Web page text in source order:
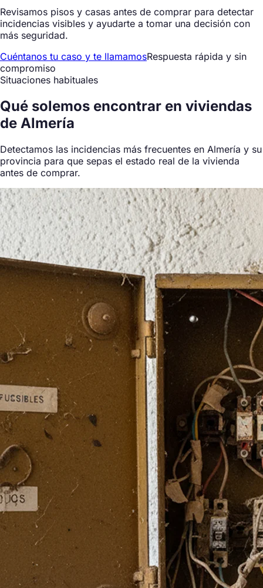
Revisamos pisos y casas antes de comprar para detectar
incidencias visibles y ayudarte a tomar una decisión con
más seguridad.
Cuéntanos tu caso y te llamamosRespuesta rápida y sin
compromiso
Situaciones habituales
Qué solemos encontrar en viviendas
de Almería
Detectamos las incidencias más frecuentes en Almería y su
provincia para que sepas el estado real de la vivienda
antes de comprar.